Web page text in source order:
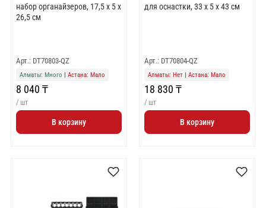
набор органайзеров, 17,5 х 5 х
26,5 см
Арт.: DT70803-QZ
Алматы: Много Астана: Мало
8 040 ₸
/ шт
В корзину
для оснастки, 33 х 5 х 43 см
Арт.: DT70804-QZ
Алматы: Нет| Астана: Мало
18 830 ₸
/ шт
В корзину